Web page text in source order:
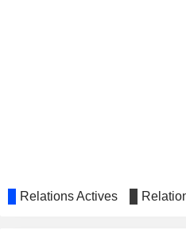
Relations Actives